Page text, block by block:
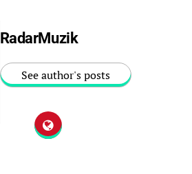
RadarMuzik
See author's posts